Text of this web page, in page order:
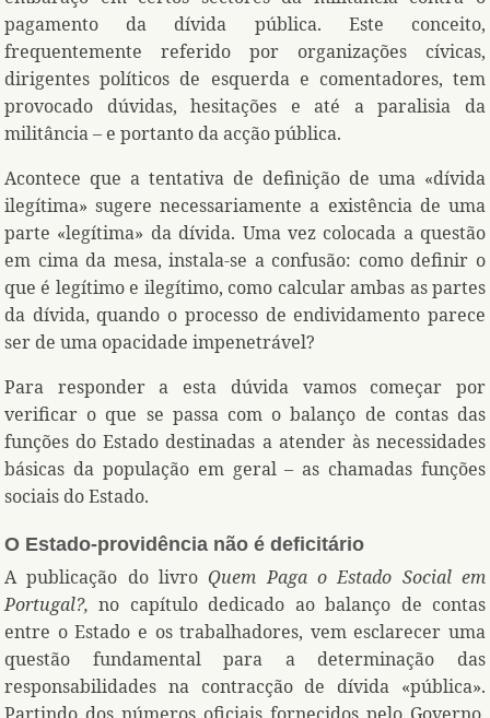
pagamento da dívida pública. Este conceito,
frequentemente referido por organizações cívicas,
dirigentes políticos de esquerda e comentadores, tem
provocado dúvidas, hesitações e até a paralisia da
militância – e portanto da acção pública.
Acontece que a tentativa de definição de uma «dívida
ilegítima» sugere necessariamente a existência de uma
parte «legítima» da dívida. Uma vez colocada a questão
em cima da mesa, instala-se a confusão: como definir o
que é legítimo e ilegítimo, como calcular ambas as partes
da dívida, quando o processo de endividamento parece
ser de uma opacidade impenetrável?
Para responder a esta dúvida vamos começar por
verificar o que se passa com o balanço de contas das
funções do Estado destinadas a atender às necessidades
básicas da população em geral – as chamadas funções
sociais do Estado.
O Estado-providência não é deficitário
A publicação do livroQuem Paga o Estado Social em
Portugal?, no capítulo dedicado ao balanço de contas
entre o Estado e os trabalhadores, vem esclarecer uma
questão fundamental para a determinação das
responsabilidades na contracção de dívida «pública».